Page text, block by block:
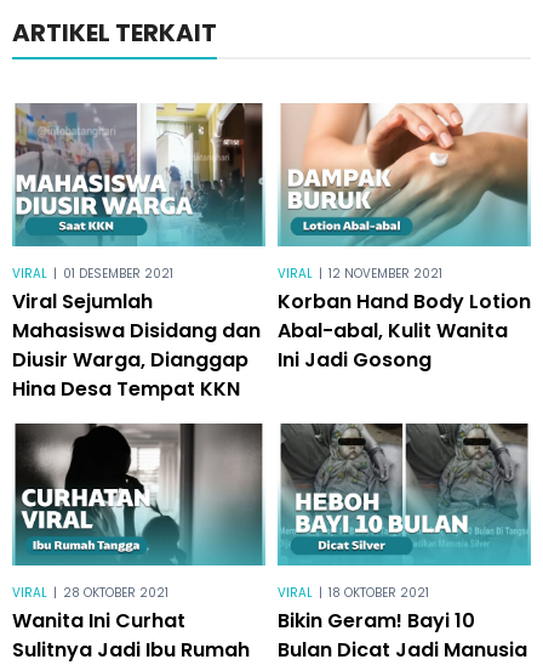
ARTIKEL TERKAIT
VIRAL | 01 DESEMBER 2021
Viral Sejumlah
Mahasiswa Disidang dan
Diusir Warga, Dianggap
Hina Desa Tempat KKN
VIRAL | 12 NOVEMBER 2021
Korban Hand Body Lotion
Abal-abal, Kulit Wanita
Ini Jadi Gosong
VIRAL | 28 OKTOBER 2021
Wanita Ini Curhat
Sulitnya Jadi Ibu Rumah
VIRAL | 18 OKTOBER 2021
Bikin Geram! Bayi 10
Bulan Dicat Jadi Manusia